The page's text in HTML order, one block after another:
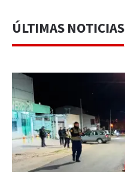
ÚLTIMAS NOTICIAS